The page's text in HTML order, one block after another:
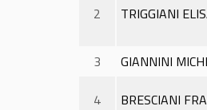
2 TRIGGIANI
3
GIANNINI
4
BRESCIANI